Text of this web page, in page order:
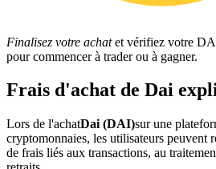
Staking flexible pour gagner des
Finalisez votre achatet vérifiez votre
pour commencer à trader ou à gagner.
Frais d'achat de Dai
Lors de l'achatDai (DAI)sur une
cryptomonnaies, les utilisateurs peuvent
de frais liés aux transactions, au